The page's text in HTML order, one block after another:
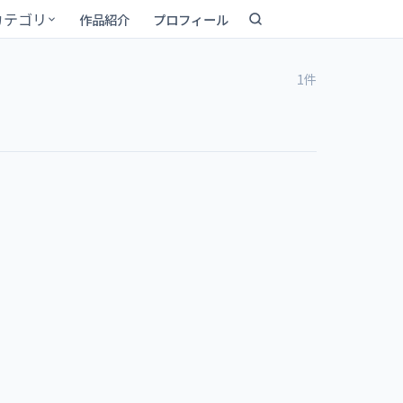
テゴリ 作品紹介 プロフィール
1件